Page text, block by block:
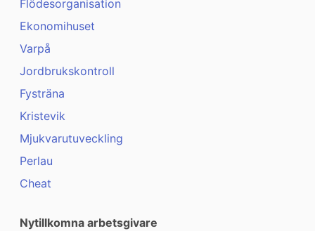
Flödesorganisation
Ekonomihuset
Varpå
Jordbrukskontroll
Fysträna
Kristevik
Mjukvarutuveckling
Perlau
Cheat
Nytillkomna arbetsgivare